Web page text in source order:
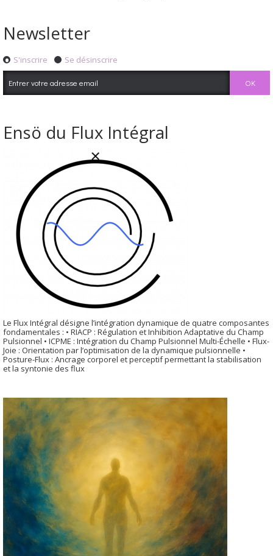
Newsletter
S'inscrire Se désinscrire
Ensö du Flux Intégral
Le Flux Intégral désigne l’intégration dynamique de quatre composantes
fondamentales : • RIACP : Régulation et Inhibition Adaptative du Champ
Pulsionnel • ICPME : Intégration du Champ Pulsionnel Multi-Échelle • Flux-
Joie : Orientation par l’optimisation de la dynamique pulsionnelle •
Posture-Flux : Ancrage corporel et perceptif permettant la stabilisation
et la syntonie des flux